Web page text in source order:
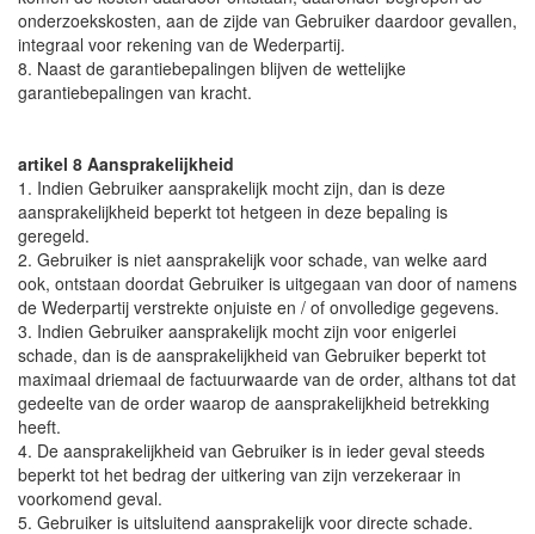
onderzoekskosten, aan de zijde van Gebruiker daardoor gevallen,
integraal voor rekening van de Wederpartij.
8. Naast de garantiebepalingen blijven de wettelijke
garantiebepalingen van kracht.
artikel 8 Aansprakelijkheid
1. Indien Gebruiker aansprakelijk mocht zijn, dan is deze
aansprakelijkheid beperkt tot hetgeen in deze bepaling is
geregeld.
2. Gebruiker is niet aansprakelijk voor schade, van welke aard
ook, ontstaan doordat Gebruiker is uitgegaan van door of namens
de Wederpartij verstrekte onjuiste en / of onvolledige gegevens.
3. Indien Gebruiker aansprakelijk mocht zijn voor enigerlei
schade, dan is de aansprakelijkheid van Gebruiker beperkt tot
maximaal driemaal de factuurwaarde van de order, althans tot dat
gedeelte van de order waarop de aansprakelijkheid betrekking
heeft.
4. De aansprakelijkheid van Gebruiker is in ieder geval steeds
beperkt tot het bedrag der uitkering van zijn verzekeraar in
voorkomend geval.
5. Gebruiker is uitsluitend aansprakelijk voor directe schade.